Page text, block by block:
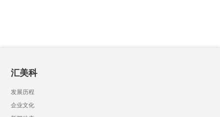
汇美科
发展历程
企业文化